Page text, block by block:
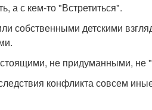
а с кем-то "Встретиться".
собственными детскими
не придуманными, не
конфликта совсем